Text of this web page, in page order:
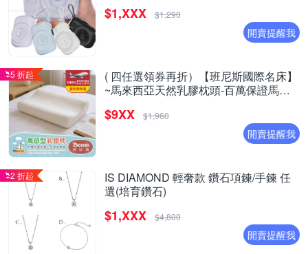
$1,XXX $1,290
開賣提醒我
5 折起
( 四任選領券再折）【班尼斯國際名床】
~馬來西亞天然乳膠枕頭-百萬保證馬來
$9XX $1,960
開賣提醒我
2 折起
IS DIAMOND 輕奢款 鑽石項鍊/手鍊 任
選(培育鑽石)
$1,XXX $4,800
開賣提醒我